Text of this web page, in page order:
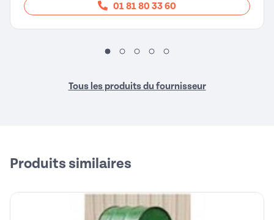
01 81 80 33 60
Tous les produits du fournisseur
Produits similaires